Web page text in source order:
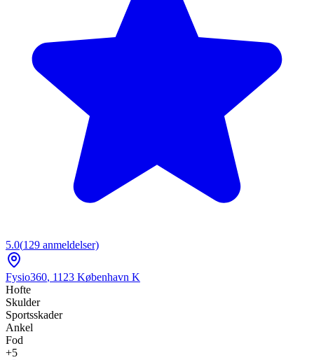
5.0(129 anmeldelser)
Fysio360, 1123 København K
Hofte
Skulder
Sportsskader
Ankel
Fod
+5